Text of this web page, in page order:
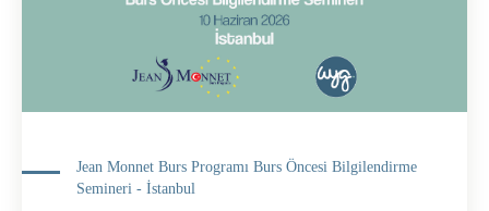
Jean Monnet Burs Programı Burs Öncesi Bilgilendirme
Semineri - İstanbul